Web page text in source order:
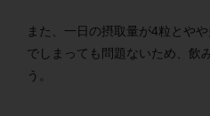
また、一日の摂取量が4粒とや
でしまっても問題ないため、飲
う。